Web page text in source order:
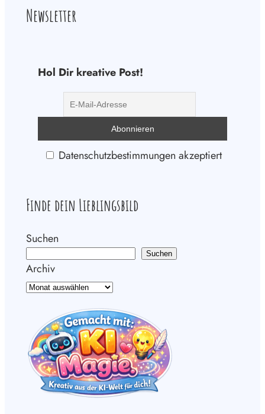
Newsletter
Hol Dir kreative Post!
Datenschutzbestimmungen akzeptiert
Finde dein Lieblingsbild
Suchen
Suchen
Archiv